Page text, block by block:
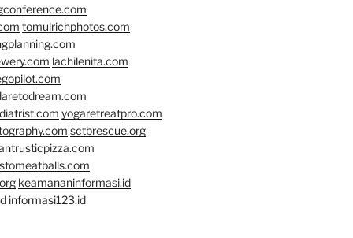
tomulrichphotos.com
lachilenita.com
yogaretreatpro.com
sctbrescue.org
keamananinformasi.id
informasi123.id